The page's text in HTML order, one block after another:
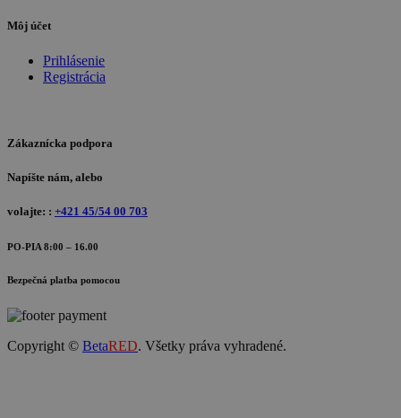
Môj účet
Prihlásenie
Registrácia
Zákaznícka podpora
Napíšte nám, alebo
volajte: : +421 45/54 00 703
PO-PIA 8:00 – 16.00
Bezpečná platba pomocou
Copyright © BetaRED. Všetky práva vyhradené.